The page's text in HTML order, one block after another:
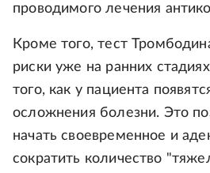
проводимого лечения
Кроме того, тест
риски уже на ранних
того, как у пациента
осложнения болезни. Это
начать своевременное и
сократить количество